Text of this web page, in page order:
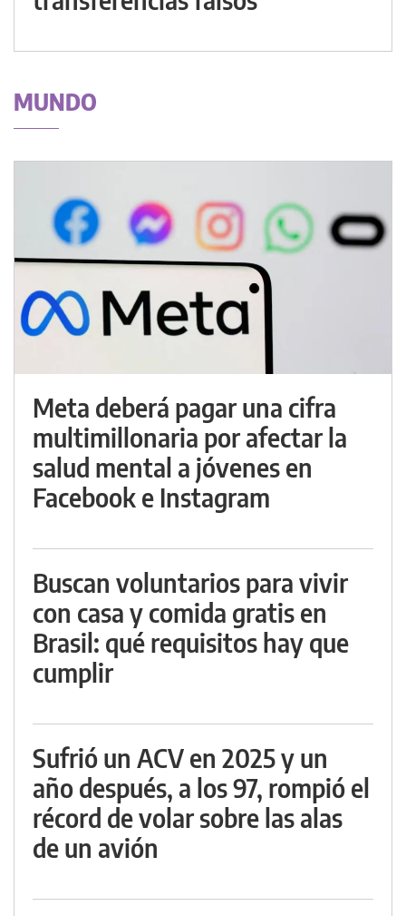
MUNDO
Meta deberá pagar una cifra
multimillonaria por afectar la
salud mental a jóvenes en
Facebook e Instagram
Buscan voluntarios para vivir
con casa y comida gratis en
Brasil: qué requisitos hay que
cumplir
Sufrió un ACV en 2025 y un
año después, a los 97, rompió el
récord de volar sobre las alas
de un avión